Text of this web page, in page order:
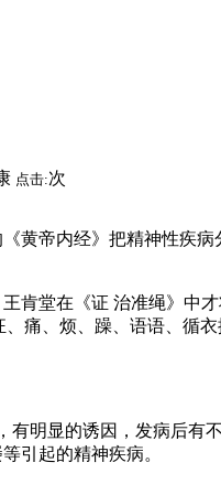
点击:次
黄帝内经》把精神性疾
堂在《证 治准绳》中才
痛、烦、躁、语语、循
显的诱因，发病后有
引起的精神疾病。